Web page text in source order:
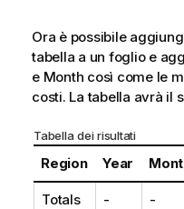
Ora è possibile
tabella a un foglio e
e Month così come le
costi. La tabella avrà il
Tabella dei risultati
Region Year
Totals - -